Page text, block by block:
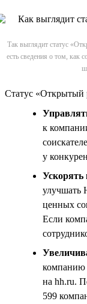
Так выглядит статус
есть сведения о том, как
Статус «Открытый
к
у
Ускорять
улучшать
ценных
Если
компанию
на hh.ru.
599